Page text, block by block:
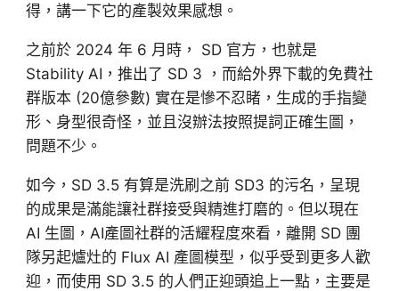
得，講一下它的產製效果感想。
之前於 2024 年 6 月時， SD 官方，也就是
Stability AI，推出了 SD 3 ，而給外界下載的免費社
群版本 (20億參數) 實在是慘不忍睹，生成的手指變
形、身型很奇怪，並且沒辦法按照提詞正確生圖，
問題不少。
如今，SD 3.5 有算是洗刷之前 SD3 的污名，呈現
的成果是滿能讓社群接受與精進打磨的。但以現在
AI 生圖，AI產圖社群的活耀程度來看，離開 SD 團
隊另起爐灶的 Flux AI 產圖模型，似乎受到更多人歡
迎，而使用 SD 3.5 的人們正迎頭追上一點，主要是